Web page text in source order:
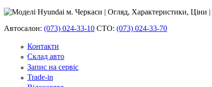
Автосалон: (073) 024-33-10 СТО: (073) 024-33-70
Контакти
Склад авто
Запис на сервіс
Trade-in